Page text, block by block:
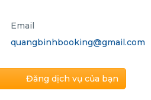
Email
quangbinhbooking@gmail.com
Đăng dịch vụ của bạn